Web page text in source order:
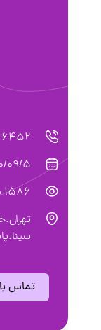
5 - 17:04
1586 بازدید
تماس